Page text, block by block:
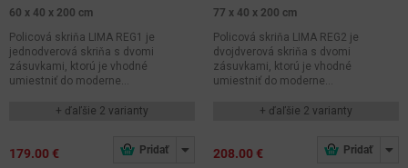
60 x 40 x 200 cm
Policová skriňa LIMA REG1 je
jednodverová skriňa s dvomi
zásuvkami, ktorú je vhodné
umiestniť do moderne...
+ ďaľšie 2 varianty
179.00 €
77 x 40 x 200 cm
Policová skriňa LIMA REG2 je
dvojdverová skriňa s dvomi
zásuvkami, ktorú je vhodné
umiestniť do moderne...
+ ďaľšie 2 varianty
208.00 €